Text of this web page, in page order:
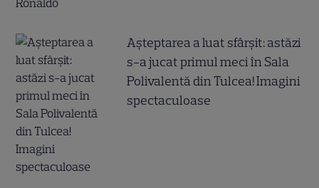
Așteptarea a luat sfârșit: astăzi
s-a jucat primul meci în Sala
Polivalentă din Tulcea! Imagini
spectaculoase